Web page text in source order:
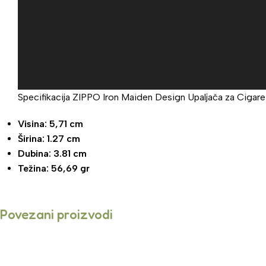
Specifikacija ZIPPO Iron Maiden Design Upaljača za
Visina: 5,71 cm
Širina: 1.27 cm
Dubina: 3.81 cm
Težina: 56,69 gr
Povezani proizvodi